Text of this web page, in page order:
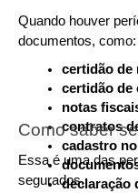
Quando houver
documentos, como:
certidão de
certidão de
notas
contratos
cadastro
declaração
Como saber
Essa é uma das
segurados.